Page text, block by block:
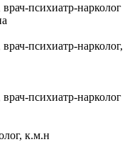
психиатр-нарколог
психиатр-нарколог,
психиатр-нарколог
к.м.н